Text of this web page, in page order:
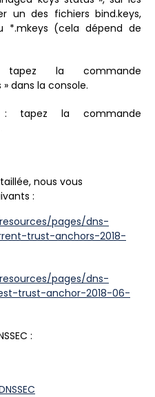
un des fichiers bind.keys,
*.mkeys (cela dépend de
la commande
dans la console.
: tapez la commande
nous vous
:
pages/dns-
trust-anchors-2018-
pages/dns-
trust-anchor-2018-06-
: